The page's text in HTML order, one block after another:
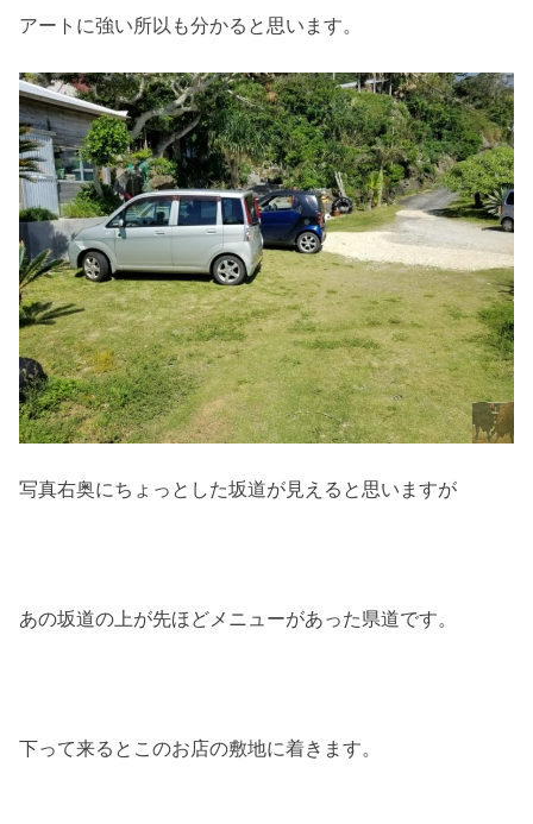
アートに強い所以も分かると思います。
写真右奥にちょっとした坂道が見えると思いますが
あの坂道の上が先ほどメニューがあった県道です。
下って来るとこのお店の敷地に着きます。